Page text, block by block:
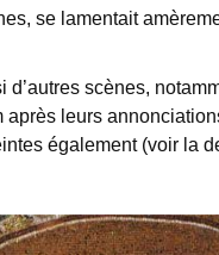
se lamentait
d’autres scènes,
après leurs
également (voir la